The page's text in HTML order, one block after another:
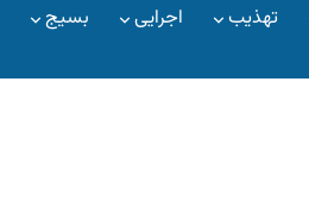
تهذیب اجرایی بسیج